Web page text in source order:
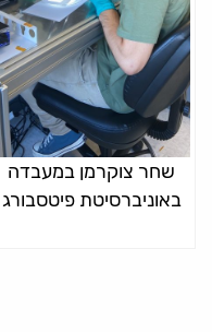
שחר צוקרמן במעבדה
באוניברסיטת פיטסבורג